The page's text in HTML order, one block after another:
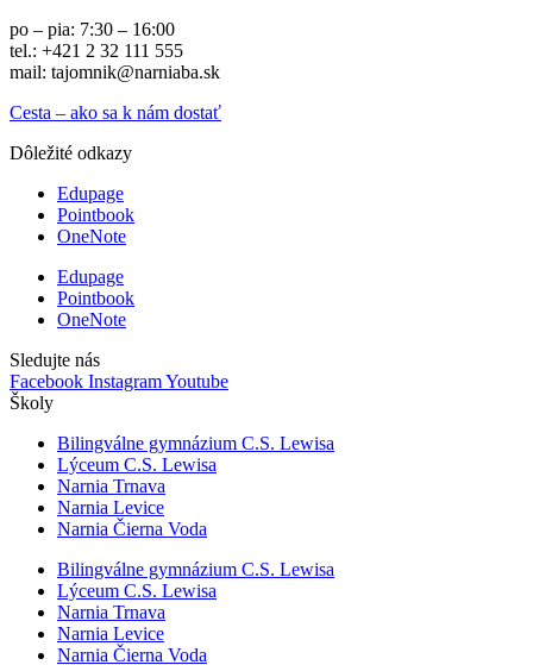
po – pia: 7:30 – 16:00
tel.: +421 2 32 111 555
mail: tajomnik@narniaba.sk
Cesta – ako sa k nám dostať
Dôležité odkazy
Edupage
Pointbook
OneNote
Edupage
Pointbook
OneNote
Sledujte nás
Facebook InstagramYoutube
Školy
Bilingválne gymnázium C.S. Lewisa
Lýceum C.S. Lewisa
Narnia Trnava
Narnia Levice
Narnia Čierna Voda
Bilingválne gymnázium C.S. Lewisa
Lýceum C.S. Lewisa
Narnia Trnava
Narnia Levice
Narnia Čierna Voda